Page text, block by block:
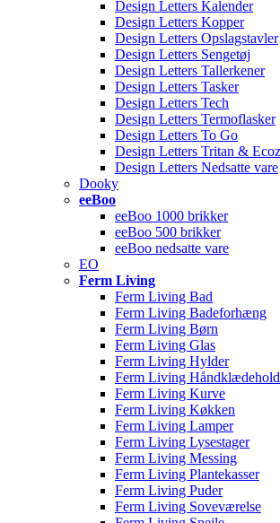
Design Letters Kalender
Design Letters Kopper
Design Letters Opslagstavler
Design Letters Sengetøj
Design Letters Tallerkener
Design Letters Tasker
Design Letters Tech
Design Letters Termoflasker
Design Letters To Go
Design Letters Tritan &
Design Letters Nedsatte vare
Dooky
eeBoo
eeBoo 1000 brikker
eeBoo 500 brikker
eeBoo nedsatte vare
EO
Ferm Living
Ferm Living Bad
Ferm Living Badeforhæng
Ferm Living Børn
Ferm Living Glas
Ferm Living Hylder
Ferm Living
Ferm Living Kurve
Ferm Living Køkken
Ferm Living Lamper
Ferm Living Lysestager
Ferm Living Messing
Ferm Living Plantekasser
Ferm Living Puder
Ferm Living Soveværelse